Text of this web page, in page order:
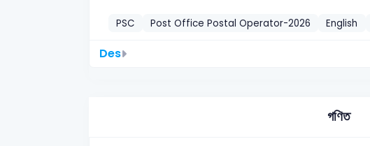
PSC Post Office Postal Operator-2026 English
Des
গণিত